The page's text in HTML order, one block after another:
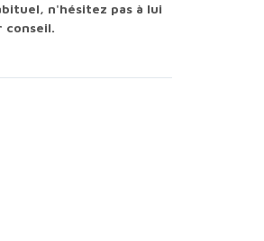
n'hésitez pas à lui
conseil.